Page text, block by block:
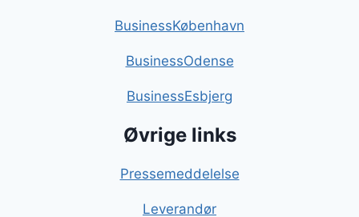
BusinessKøbenhavn
BusinessOdense
BusinessEsbjerg
Øvrige links
Pressemeddelelse
Leverandør